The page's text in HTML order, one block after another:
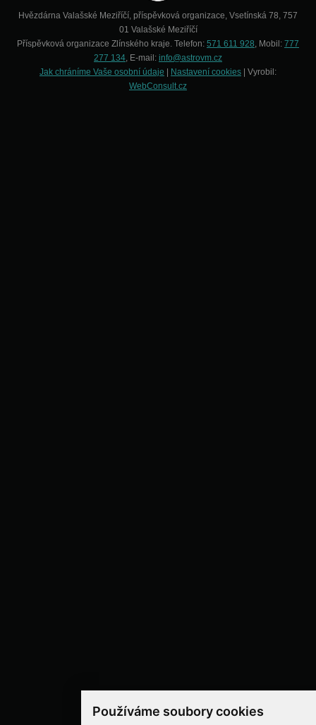
Používáme soubory cookies
Hvězdárna Valašské Meziříčí, příspěvková organizace, Vsetínská 78, 757
01 Valašské Meziříčí
Příspěvková organizace Zlínského kraje. Telefon: 571 611 928, Mobil: 777
277 134, E-mail: info@astrovm.cz
Jak chráníme Vaše osobní údaje
Nastavení cookies | Vyrobil:
WebConsult.cz